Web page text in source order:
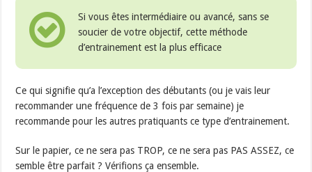
Si vous êtes intermédiaire ou avancé, sans se
soucier de votre objectif, cette méthode
d’entrainement est la plus efficace
Ce qui signifie qu’a l’exception des débutants (ou je vais leur
recommander une fréquence de 3 fois par semaine) je
recommande pour les autres pratiquants ce type d’entrainement.
Sur le papier, ce ne sera pas TROP, ce ne sera pas PAS ASSEZ, ce
semble être parfait ? Vérifions ça ensemble.